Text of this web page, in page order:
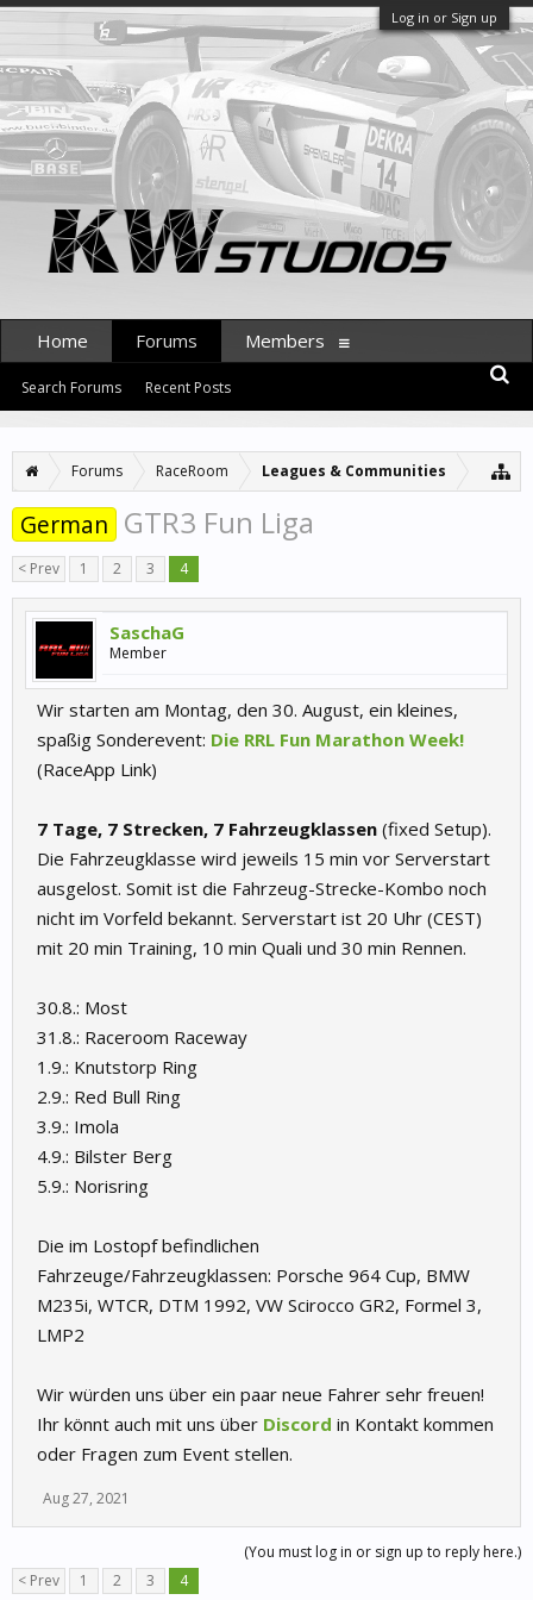
Log in or Sign up
Forums RaceRoom Leagues & Communities
German GTR3 Fun Liga
< Prev 1 2 3 4
SaschaG
Member
Wir starten am Montag, den 30. August, ein kleines,
spaßig Sonderevent: Die RRL Fun Marathon Week!
(RaceApp Link)
7 Tage, 7 Strecken, 7 Fahrzeugklassen (fixed Setup).
Die Fahrzeugklasse wird jeweils 15 min vor Serverstart
ausgelost. Somit ist die Fahrzeug-Strecke-Kombo noch
nicht im Vorfeld bekannt. Serverstart ist 20 Uhr (CEST)
mit 20 min Training, 10 min Quali und 30 min Rennen.
30.8.: Most
31.8.: Raceroom Raceway
1.9.: Knutstorp Ring
2.9.: Red Bull Ring
3.9.: Imola
4.9.: Bilster Berg
5.9.: Norisring
Die im Lostopf befindlichen
Fahrzeuge/Fahrzeugklassen: Porsche 964 Cup, BMW
M235i, WTCR, DTM 1992, VW Scirocco GR2, Formel 3,
LMP2
Wir würden uns über ein paar neue Fahrer sehr freuen!
Ihr könnt auch mit uns über Discord in Kontakt kommen
oder Fragen zum Event stellen.
Aug 27, 2021
(You must log in or sign up to reply here.)
< Prev
1 2 3 4
Home Forums
Search Forums Recent Posts
Members